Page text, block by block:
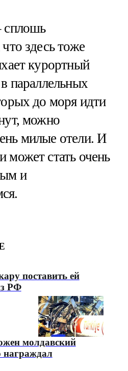
сплошь
здесь тоже
курортный
параллельных
до моря идти
можно
милые отели. И
может стать очень
и
поставить ей
РФ
молдавский
награждал